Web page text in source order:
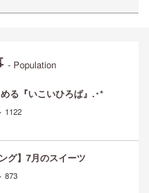
- Population
る『いこいひろば』.･*
1122
グ】7月のスイーツ
873